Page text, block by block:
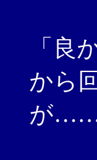
「
から
が……